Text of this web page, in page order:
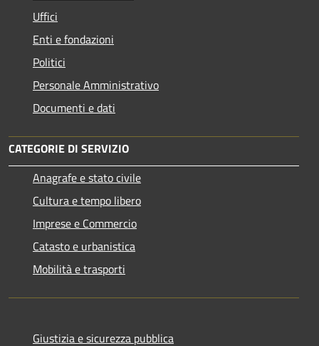
Uffici
Enti e fondazioni
Politici
Personale Amministrativo
Documenti e dati
CATEGORIE DI SERVIZIO
Anagrafe e stato civile
Cultura e tempo libero
Imprese e Commercio
Catasto e urbanistica
Mobilità e trasporti
Giustizia e sicurezza pubblica